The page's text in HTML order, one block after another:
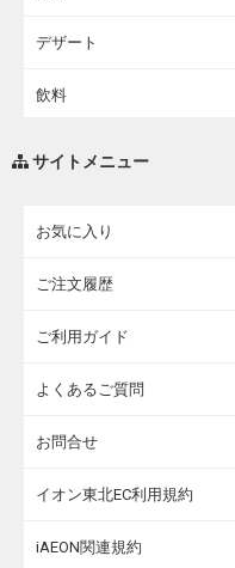
デザート
飲料
サイトメニュー
お気に入り
ご注文履歴
ご利用ガイド
よくあるご質問
お問合せ
イオン東北EC利用規約
iAEON関連規約